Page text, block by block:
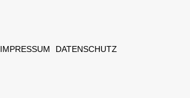
IMPRESSUM DATENSCHUTZ